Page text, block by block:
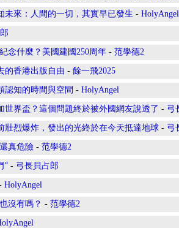
未來：人間的一切，其實早已發生 - HolyAngel
念什麼？美國建國250周年 - 范學德2
的香港出版自由 - 餘一飛2025
認知的時間與空間 - HolyAngel
世界盃？這個問題終於被外國網友說透了 - 弓
壯烈爆炸，發出的光終於在今天抵達地球 - 弓
真危險 - 范學德2
” - 弓長貝占郎
HolyAngel
沒有嗎？ - 范學德2